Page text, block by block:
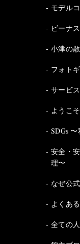
モデル
ビーナ
小津の
フォト
サービ
ようこ
SDGs
安全・
理〜
なぜ公
よくあ
全ての